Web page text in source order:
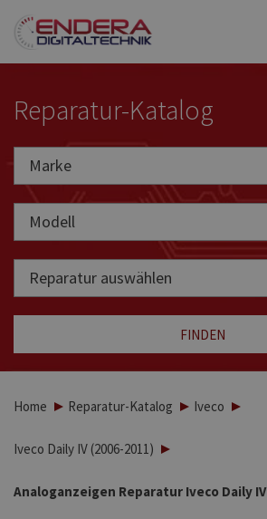
Reparatur-Katalog
MarkeMarke
Modell
Reparatur auswählen
FINDEN
Home Reparatur-Katalog Iveco
Iveco Daily IV (2006-2011)
Analoganzeigen Reparatur Iveco Daily IV